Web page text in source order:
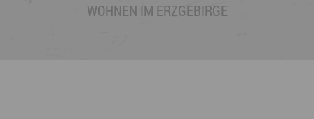
WOHNEN IM ERZGEBIRGE